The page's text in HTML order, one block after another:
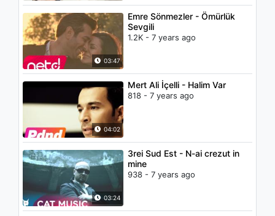
03:47
Emre Sönmezler - Ömürlük
Sevgili
1.2K - 7 years ago
04:02
Mert Ali İçelli - Halim Var
818 - 7 years ago
03:24
3rei Sud Est - N-ai crezut in
mine
938 - 7 years ago